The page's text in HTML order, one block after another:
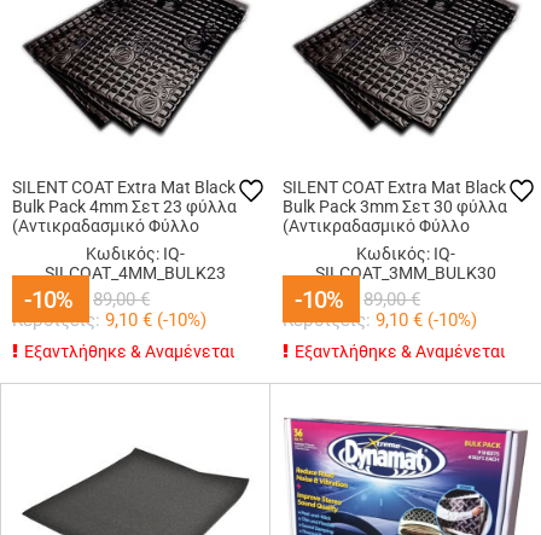
-10%
SILENT COAT Extra Mat Black
Bulk Pack 4mm Σετ 23 φύλλα
(Αντικραδασμικό Φύλλο
Αυτοκινήτου 375x250mm)
Κωδικός: IQ-
SILCOAT_4MM_BULK23
79,90€ 89,00 €
Κερδίζεις: 9,10 € (-10%)
-10%
Εξαντλήθηκε & Αναμένεται
-10%
SILENT COAT Extra Mat Black
Bulk Pack 3mm Σετ 30 φύλλα
(Αντικραδασμικό Φύλλο
Αυτοκινήτου 375x250mm)
Κωδικός: IQ-
SILCOAT_3MM_BULK30
79,90€ 89,00 €
Κερδίζεις: 9,10 € (-10%)
-10%
Εξαντλήθηκε & Αναμένεται